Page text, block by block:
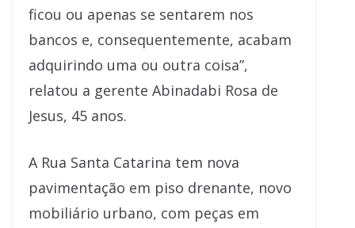
ficou ou apenas se sentarem nos
bancos e, consequentemente, acabam
adquirindo uma ou outra coisa”,
relatou a gerente Abinadabi Rosa de
Jesus, 45 anos.
A Rua Santa Catarina tem nova
pavimentação em piso drenante, novo
mobiliário urbano, com peças em